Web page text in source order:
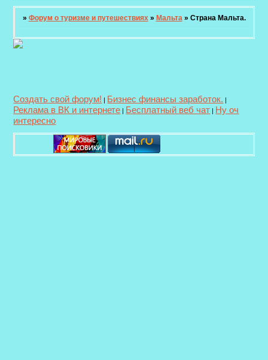
» Форум о туризме и путешествиях » Мальта » Страна Мальта.
Создать свой форум! Бизнес финансы заработок.
Реклама в ВК и интернете Бесплатный веб чат Ну оч
интересно